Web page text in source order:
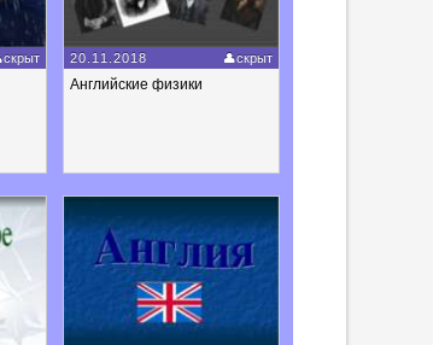
скрыт 20.11.2018 скрыт
Английские физики